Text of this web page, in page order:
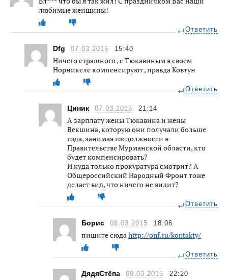
любимые женщины!
Ответить
Dfg 07.03.2015 15:40
Ничего страшного , с Тюкавиным в своем
Норникеле компенсируют , правда Ковтун
Ответить
Циник 07.03.2015 21:14
А зарплату жены Тюкавина и жены
Векшина, которую они получали больше
года, занимая госдолжности в
Правительстве Мурманской области, кто
будет компенсировать?
И куда только прокуратура смотрит? А
Общероссийский Народный Фронт тоже
делает вид, что ничего не видит?
Ответить
Борис 08.03.2015 18:06
пишите сюдаhttp://onf.ru/kontakty/
Ответить
ДядяСтёпа 09.03.2015 22:20